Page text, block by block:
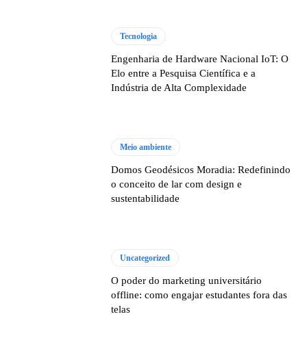
Tecnologia
Engenharia de Hardware Nacional IoT: O
Elo entre a Pesquisa Científica e a
Indústria de Alta Complexidade
Meio ambiente
Domos Geodésicos Moradia: Redefinindo
o conceito de lar com design e
sustentabilidade
Uncategorized
O poder do marketing universitário
offline: como engajar estudantes fora das
telas